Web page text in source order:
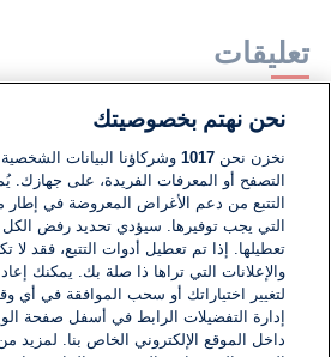
تعليقات
لا توجد تعليقات مكتوبة حتى الآن.
اكتب تعليقًا جديدًا ...
نحن نهتم بخصوصيتك
نخزن نحن1017 وشركاؤنا البيانات
التصفح أو المعرفات الفريدة، على جهازك.
التتبع من دعم الأغراض المعروضة في إطار
التي يجب توفيرها. سيؤدي تحديد رفض
تعطيلها. إذا تم تعطيل أدوات التتبع، فقد
والإعلانات التي تراها ذا صلة بك. يمكنك
لتغيير اختياراتك أو سحب الموافقة في
إدارة التفضيلات الرابط في أسفل صفحة
داخل الموقع الإلكتروني الخاص بنا. لمزيد